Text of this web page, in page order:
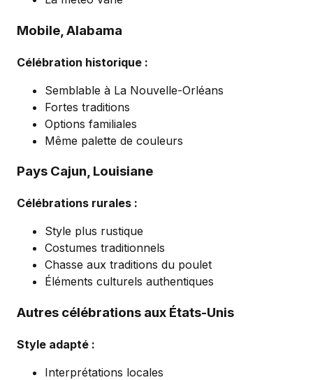
Mobile, Alabama
Célébration historique :
Semblable à La Nouvelle-Orléans
Fortes traditions
Options familiales
Même palette de couleurs
Pays Cajun, Louisiane
Célébrations rurales :
Style plus rustique
Costumes traditionnels
Chasse aux traditions du poulet
Éléments culturels authentiques
Autres célébrations aux États-Unis
Style adapté :
Interprétations locales